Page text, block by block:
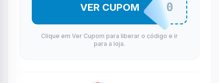
MOVEFEV50
VER CUPOM
Clique em Ver Cupom para liberar o código e ir
para a loja.